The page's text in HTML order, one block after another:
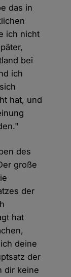
das in
ich nicht
bei
ich
hat, und
des
große
der
hat
deine
der
dir keine